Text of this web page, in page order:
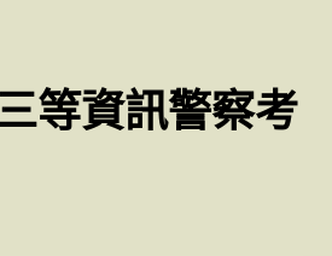
等資訊警察考